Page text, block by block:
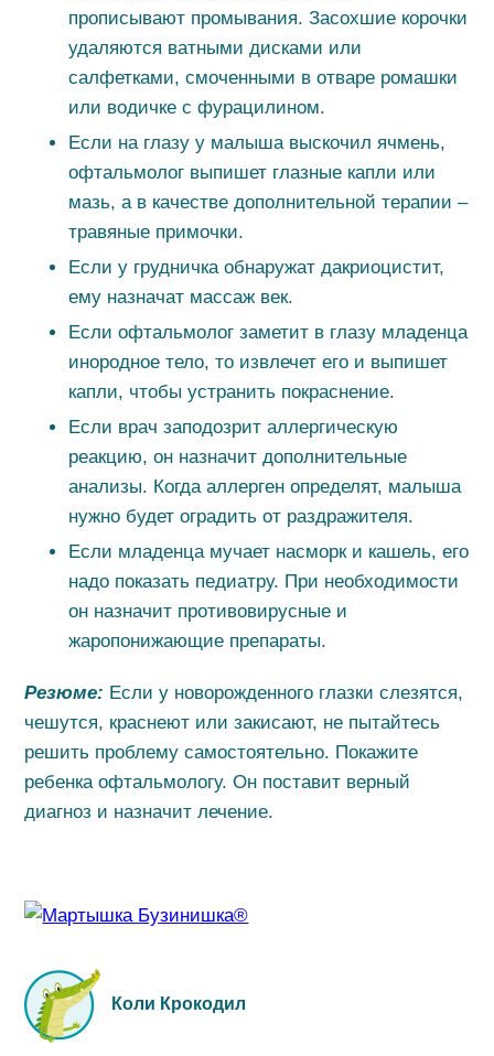
прописывают промывания. Засохшие корочки
удаляются ватными дисками или
салфетками, смоченными в отваре ромашки
или водичке с фурацилином.
Если на глазу у малыша выскочил ячмень,
офтальмолог выпишет глазные капли или
мазь, а в качестве дополнительной терапии –
травяные примочки.
Если у грудничка обнаружат дакриоцистит,
ему назначат массаж век.
Если офтальмолог заметит в глазу младенца
инородное тело, то извлечет его и выпишет
капли, чтобы устранить покраснение.
Если врач заподозрит аллергическую
реакцию, он назначит дополнительные
анализы. Когда аллерген определят, малыша
нужно будет оградить от раздражителя.
Если младенца мучает насморк и кашель, его
надо показать педиатру. При необходимости
он назначит противовирусные и
жаропонижающие препараты.
Резюме: Если у новорожденного глазки слезятся,
чешутся, краснеют или закисают, не пытайтесь
решить проблему самостоятельно. Покажите
ребенка офтальмологу. Он поставит верный
диагноз и назначит лечение.
Коли Крокодил